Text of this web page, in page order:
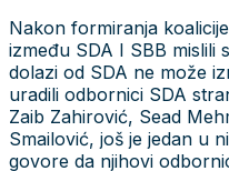
Nakon formiranja
između SDA I SBB mislili
dolazi od SDA ne može
uradili odbornici SDA
Zaib Zahirović, Sead
Smailović, još je jedan u
govore da njihovi